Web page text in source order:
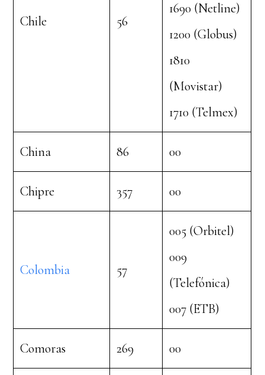
Chile 56
1690 (Netline)
1200 (Globus)
1810
(Movistar)
1710 (Telmex)
China 86 00
Chipre 357 00
Colombia 57
005 (Orbitel)
009
(Telefónica)
007 (ETB)
Comoras 269 00